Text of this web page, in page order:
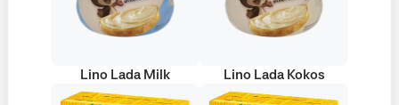
Lino Lada Milk Lino Lada Kokos